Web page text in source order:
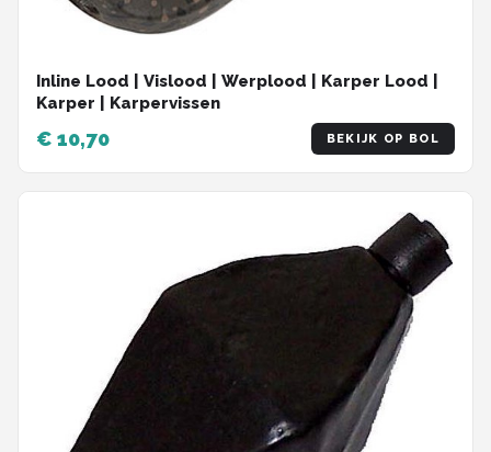
Inline Lood | Vislood | Werplood | Karper Lood |
Karper | Karpervissen
€ 10,70 BEKIJK OP BOL